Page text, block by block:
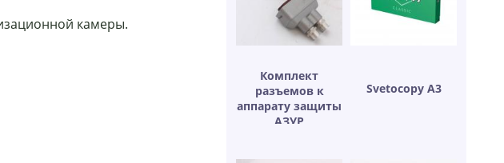
камеры.
Комплект
разъемов к
аппарату защиты
АЗУР
Svetocopy А3